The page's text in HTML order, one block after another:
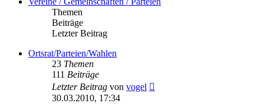
Themen
Beiträge
Letzter Beitrag
Ortsrat/Parteien/Wahlen
23 Themen
111 Beiträge
Letzter Beitrag von vogel
30.03.2010, 17:34